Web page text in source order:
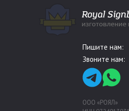
Пишите нам:
Звоните нам:
ООО «РОЯЛ»